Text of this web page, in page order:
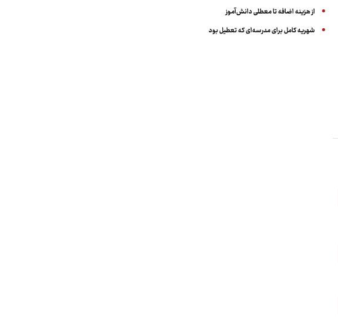
از هزینه اضافه تا معطلی دانش‌آموز
شهریه کامل برای مدرسه‌ای که تعطیل بود